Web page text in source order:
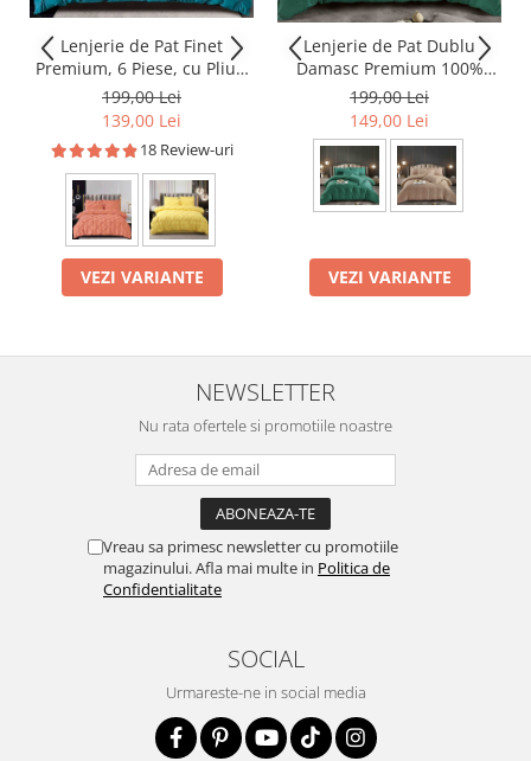
Lenjerie de Pat Finet
Premium, 6 Piese, cu Pliuri
Brodate
199,00 Lei
139,00 Lei
18 Review-uri
VEZI VARIANTE
Lenjerie de Pat Dublu
Damasc Premium 100%
Bumbac, Cu Elastic, 6 Piese
199,00 Lei
149,00 Lei
VEZI VARIANTE
NEWSLETTER
Nu rata ofertele si promotiile noastre
Vreau sa primesc newsletter cu promotiile
magazinului. Afla mai multe in Politica de
Confidentialitate
SOCIAL
Urmareste-ne in social media